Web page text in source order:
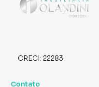
CRECI: 22283
Contato